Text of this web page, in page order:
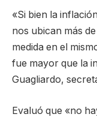
«Si bien la
nos ubican más
medida en el
fue mayor que la
Guagliardo,
Evaluó que «no